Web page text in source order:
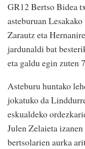
GR12 Bertso Bidea
asteburuan
Zarautz eta
jardunaldi bat
eta galdu egin zuten
Asteburu huntako
jokatuko da
eskualdeko
Julen Zelaieta
bertsolarien aurka